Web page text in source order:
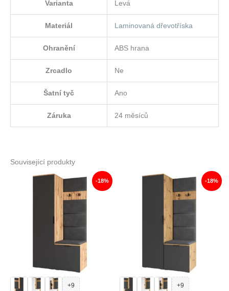
Varianta Levá
Materiál Laminovaná dřevotříska
Ohranění ABS hrana
Zrcadlo Ne
Šatní tyč Ano
Záruka 24 měsíců
Související produkty
-18%
+9
-18%
+9